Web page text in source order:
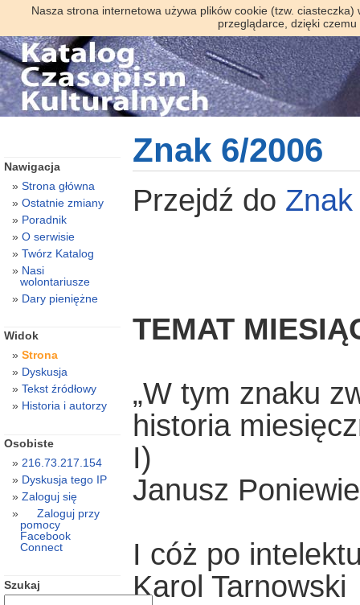
Nasza strona internetowa używa plików cookie (tzw.
przeglądarce, dzięki
Znak 6/2006
Przejdź do
TEMAT
„W tym znaku
historia
I)
Janusz
I cóż po
Karol Tarnowski
Nawigacja
Strona główna
Ostatnie zmiany
Poradnik
O serwisie
Twórz Katalog
Nasi
wolontariusze
Dary pieniężne
Widok
Strona
Dyskusja
Tekst źródłowy
Historia i autorzy
Osobiste
216.73.217.154
Dyskusja tego IP
Zaloguj się
Zaloguj przy
pomocy
Facebook
Connect
Szukaj